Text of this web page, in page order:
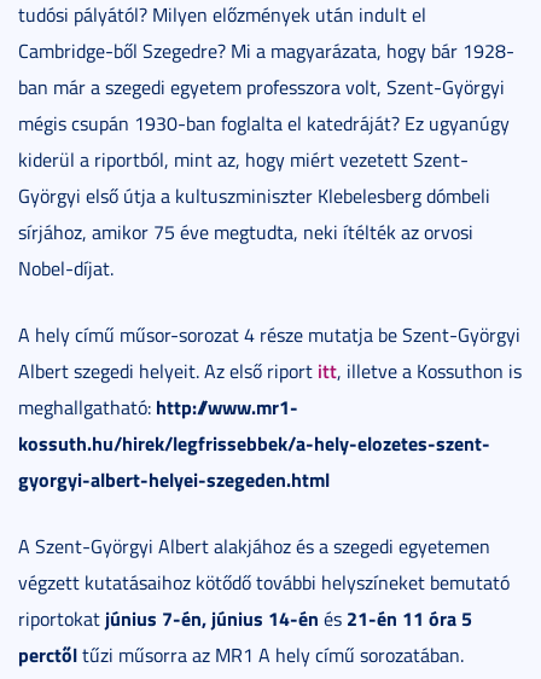
tudósi pályától? Milyen előzmények után indult el
Cambridge-ből Szegedre? Mi a magyarázata, hogy bár 1928-
ban már a szegedi egyetem professzora volt, Szent-Györgyi
mégis csupán 1930-ban foglalta el katedráját? Ez ugyanúgy
kiderül a riportból, mint az, hogy miért vezetett Szent-
Györgyi első útja a kultuszminiszter Klebelesberg dómbeli
sírjához, amikor 75 éve megtudta, neki ítélték az orvosi
Nobel-díjat.
A hely című műsor-sorozat 4 része mutatja be Szent-Györgyi
Albert szegedi helyeit. Az első riport itt, illetve a Kossuthon is
meghallgatható: http://www.mr1-
kossuth.hu/hirek/legfrissebbek/a-hely-elozetes-szent-
gyorgyi-albert-helyei-szegeden.html
A Szent-Györgyi Albert alakjához és a szegedi egyetemen
végzett kutatásaihoz kötődő további helyszíneket bemutató
riportokat június 7-én, június 14-én és 21-én 11 óra 5
perctőltűzi műsorra az MR1 A hely című sorozatában.